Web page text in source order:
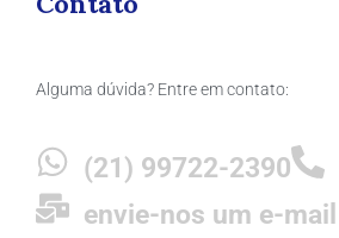
Alguma dúvida? Entre em contato:
(21) 99722-2390
envie-nos um e-mail